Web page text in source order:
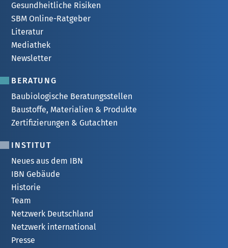
Gesundheitliche Risiken
SBM Online-Ratgeber
Literatur
Mediathek
Newsletter
BERATUNG
Baubiologische Beratungsstellen
Baustoffe, Materialien & Produkte
Zertifizierungen & Gutachten
INSTITUT
Neues aus dem IBN
IBN Gebäude
Historie
Team
Netzwerk Deutschland
Netzwerk international
Presse